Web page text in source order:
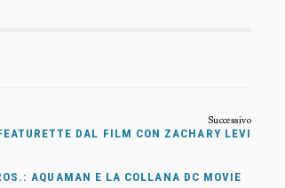
DAL FILM CON ZACHARY LEVI
AQUAMAN E LA COLLANA DC MOVIE